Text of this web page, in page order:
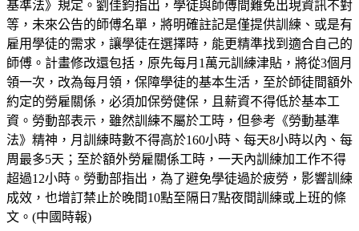
基準法》規定。劉佳鈞指出，學徒與師傅間難免出現資訊不對
等，未來公告的師傅名單，將明確註記是僅提供訓練、或是有
雇用學徒的需求，讓學徒在選擇時，能更精準找到適合自己的
師傅。計畫修改還包括，原先每月1萬元訓練津貼，將從3個月
領一次，改為每月領，保障學徒的基本生活，至於師徒間額外
約定的勞雇關係，必須加保勞健保，且薪資不得低於基本工
資。勞動部表示，雖然訓練不屬於工時，但參考《勞動基準
法》精神，月訓練時數不得高於160小時、每天8小時以內、每
周最多5天；至於額外勞雇關係工時，一天內訓練加工作不得
超過12小時。勞動部指出，為了避免學徒過於疲勞，影響訓練
成效，也增訂禁止於晚間10點至隔日7點夜間訓練或上班的條
文。(中國時報)